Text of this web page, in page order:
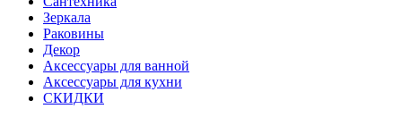
Зеркала
Раковины
Декор
Аксессуары для ванной
Аксессуары для кухни
СКИДКИ